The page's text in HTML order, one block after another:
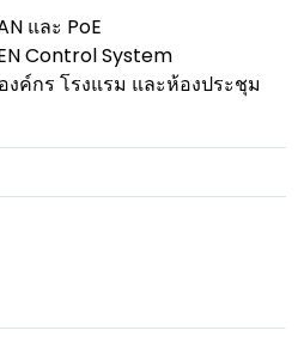
และ PoE
Control System
งค์กร โรงแรม และห้องประชุม